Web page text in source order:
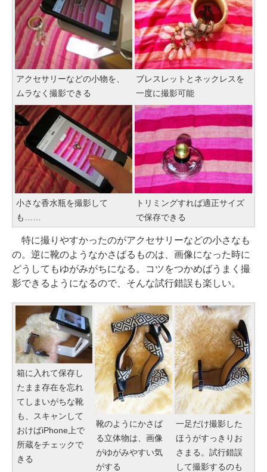
アクセサリーなどの小物を、
ムラなく撮影できる
ブレスレットとネックレスを
一度に撮影可能
小さな香水瓶を撮影して
も……
トリミングすれば適正サイズ
で保存できる
特に撮りやすかったのがアクセサリーなどの小さなも
の。逆に靴のようなかさばるものは、画像になった時に
どうしてもゆがみがちになる。コツをつかめばうまく撮
影できるようになるので、そんな試行錯誤も楽しい。
箱に入れて保存し
たまま存在を忘れ
てしまいがちな靴
も、スキャンして
おけばiPhone上で
所蔵をチェックで
きる
靴のようにかさば
る立体物は、画像
がゆがみやすい気
がする
一足だけ撮影した
ほうがすっきりお
さまる。試行錯誤
して撮影するのも